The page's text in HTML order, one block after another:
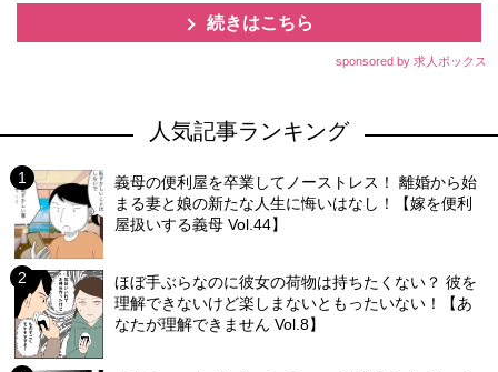
続きはこちら
sponsored by 求人ボックス
人気記事ランキング
義母の便利屋を卒業してノーストレス！ 離婚から始
まる妻と娘の新たな人生に悔いはなし！【嫁を便利
屋扱いする義母 Vol.44】
ほぼ手ぶらなのに彼女の荷物は持ちたくない？ 彼を
理解できないけど楽しまないともったいない！【あ
なたが理解できません Vol.8】